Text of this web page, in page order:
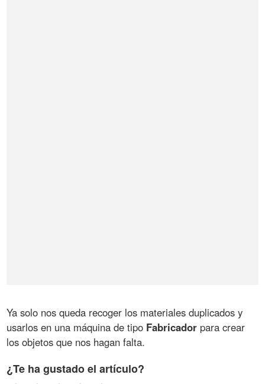
Ya solo nos queda recoger los materiales duplicados y
usarlos en una máquina de tipo Fabricador para crear
los objetos que nos hagan falta.
¿Te ha gustado el artículo?